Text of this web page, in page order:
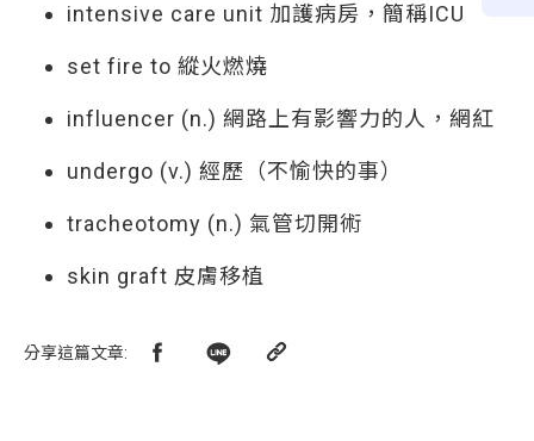
intensive care unit 加護病房，簡稱ICU
set fire to 縱火燃燒
influencer (n.) 網路上有影響力的人，網紅
undergo (v.) 經歷（不愉快的事）
tracheotomy (n.) 氣管切開術
skin graft 皮膚移植
分享這篇文章: